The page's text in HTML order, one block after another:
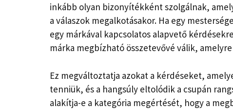
inkább olyan bizonyítékként szolgálnak,
a válaszok megalkotásakor. Ha egy
egy márkával kapcsolatos alapvető
márka megbízható összetevővé válik,
Ez megváltoztatja azokat a kérdéseket,
tenniük, és a hangsúly eltolódik a csupán
alakítja-e a kategória megértését, hogy a